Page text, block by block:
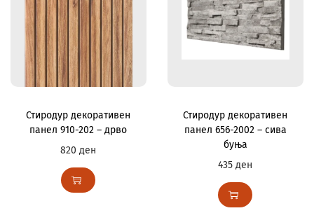
Стиродур декоративен
панел 910-202 – дрво
820ден
Стиродур декоративен
панел 656-2002 – сива
буња
435ден